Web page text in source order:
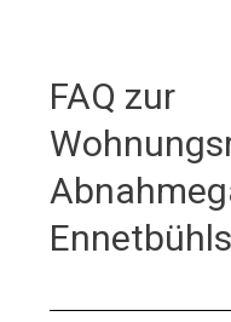
FAQ zur
Ennetbühls